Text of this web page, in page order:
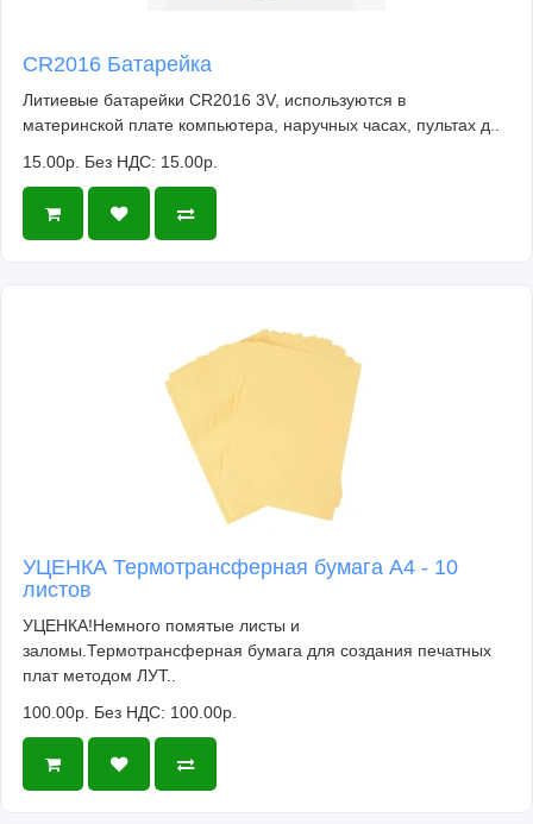
CR2016 Батарейка
Литиевые батарейки CR2016 3V, используются в
материнской плате компьютера, наручных часах, пультах д..
15.00р. Без НДС: 15.00р.
УЦЕНКА Термотрансферная бумага А4 - 10
листов
УЦЕНКА!Немного помятые листы и
заломы.Термотрансферная бумага для создания печатных
плат методом ЛУТ..
100.00р. Без НДС: 100.00р.